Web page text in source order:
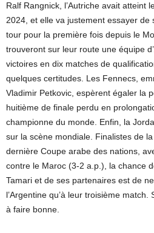
Ralf Rangnick, l’Autriche avait atteint
2024, et elle va justement essayer
tour pour la première fois depuis le
trouveront sur leur route une équipe
victoires en dix matches de
quelques certitudes. Les Fennecs,
Vladimir Petkovic, espèrent égaler la
huitième de finale perdu en
championne du monde. Enfin, la
sur la scène mondiale. Finalistes de
dernière Coupe arabe des nations,
contre le Maroc (3-2 a.p.), la chance
Tamari et de ses partenaires est de
l’Argentine qu’à leur troisième match.
à faire bonne.